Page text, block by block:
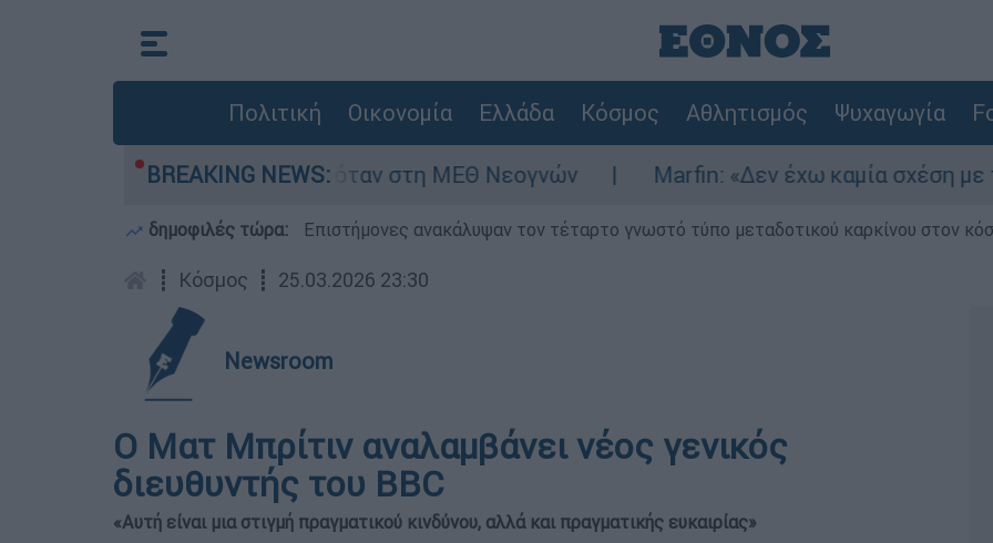
Πολιτική Οικονομία Ελλάδα Κόσμος Αθλητισμός Ψυχαγωγία
BREAKING NEWS:
8 ημερών - Νοσηλευόταν στη ΜΕΘ Νεογνών Marfin: «Δεν έχω καμία σχέση με την
δημοφιλές τώρα: Επιστήμονες ανακάλυψαν τον τέταρτο γνωστό τύπο μεταδοτικού καρκίνου στον
┋ Κόσμος ┋ 25.03.2026 23:30
Newsroom
Ο Ματ Μπρίτιν αναλαμβάνει νέος γενικός
διευθυντής του BBC
«Αυτή είναι μια στιγμή πραγματικού κινδύνου, αλλά και πραγματικής ευκαιρίας»